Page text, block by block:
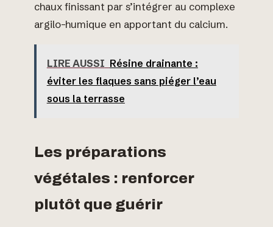
chaux finissant par s’intégrer au complexe
argilo-humique en apportant du calcium.
LIRE AUSSI Résine drainante :
éviter les flaques sans piéger l’eau
sous la terrasse
Les préparations
végétales : renforcer
plutôt que guérir